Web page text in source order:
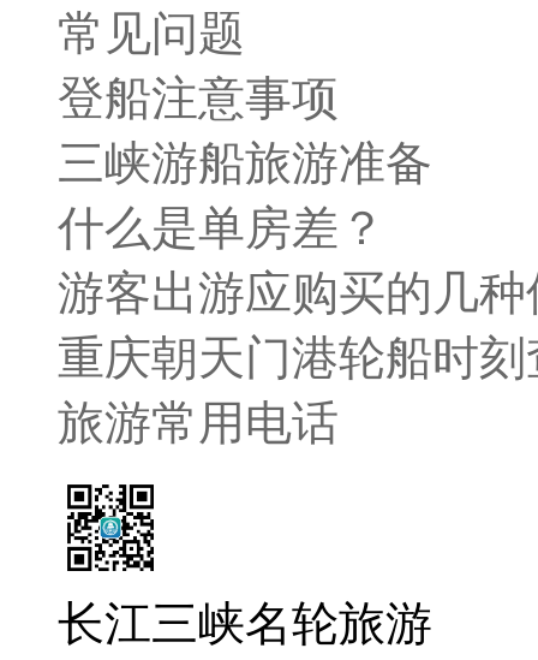
常见问题
登船注意事项
三峡游船旅游准备
什么是单房差？
游客出游应购买的几种
重庆朝天门港轮船时
旅游常用电话
长江三峡名轮旅游